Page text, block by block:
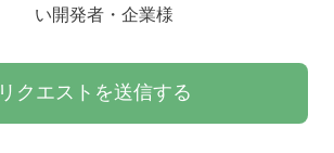
い開発者・企業様
リクエストを送信する